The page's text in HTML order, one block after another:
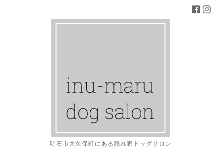
明石市大久保町にある隠れ家ドッグサロン